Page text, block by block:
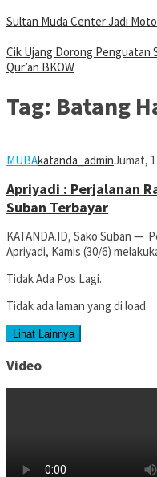
Sultan Muda Center Jadi
Cik Ujang Dorong Penguatan
Qur’an BKOW
Tag: Batang
MUBAkatanda_adminJumat,
Apriyadi : Perjalanan
Suban Terbayar
KATANDA.ID, Sako Suban —
Apriyadi, Kamis (30/6)
Tidak Ada Pos Lagi.
Tidak ada laman yang di load.
Lihat Lainnya
Video